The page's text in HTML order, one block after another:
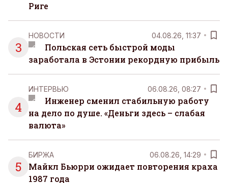
Риге
3
НОВОСТИ 04.08.26, 11:37
Польская сеть быстрой моды
заработала в Эстонии рекордную прибыль
4
ИНТЕРВЬЮ 06.08.26, 08:27
Инженер сменил стабильную работу
на дело по душе. «Деньги здесь – слабая
валюта»
5
БИРЖА 06.08.26, 14:29
Майкл Бьюрри ожидает повторения краха
1987 года